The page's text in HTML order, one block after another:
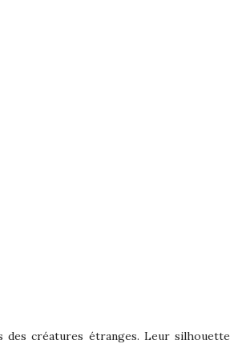
des créatures étranges. Leur silhouette